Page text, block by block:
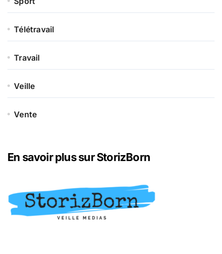
Télétravail
Travail
Veille
Vente
En savoir plus sur StorizBorn